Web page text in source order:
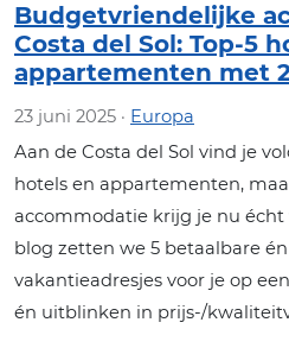
Budgetvriendelijke
Costa del Sol: Top-5
appartementen met
23 juni 2025 · Europa
Aan de Costa del Sol vind je
hotels en appartementen,
accommodatie krijg je nu écht
blog zetten we 5 betaalbare
vakantieadresjes voor je op
én uitblinken in prijs-/